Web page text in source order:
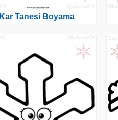
Kar Tanesi Boyama